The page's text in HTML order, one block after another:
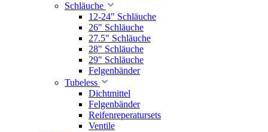
Schläuche
12-24" Schläuche
26" Schläuche
27.5" Schläuche
28" Schläuche
29" Schläuche
Felgenbänder
Tubeless
Dichtmittel
Felgenbänder
Reifenreperatursets
Ventile